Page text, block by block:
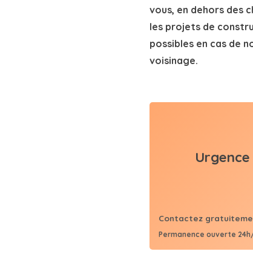
vous, en dehors des
les projets de
possibles en cas de
voisinage.
Contactez
L’heure des